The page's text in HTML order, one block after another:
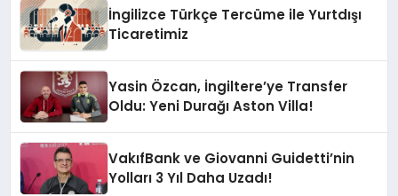
İngilizce Türkçe Tercüme ile Yurtdışı
Ticaretimiz
Yasin Özcan, İngiltere’ye Transfer
Oldu: Yeni Durağı Aston Villa!
VakıfBank ve Giovanni Guidetti’nin
Yolları 3 Yıl Daha Uzadı!